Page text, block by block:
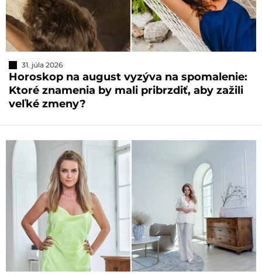
31. júla 2026
Horoskop na august vyzýva na spomalenie:
Ktoré znamenia by mali pribrzdiť, aby zažili
veľké zmeny?